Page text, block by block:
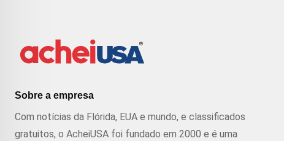
Sobre a empresa
Com notícias da Flórida, EUA e mundo, e classificados
gratuitos, o AcheiUSA foi fundado em 2000 e é uma